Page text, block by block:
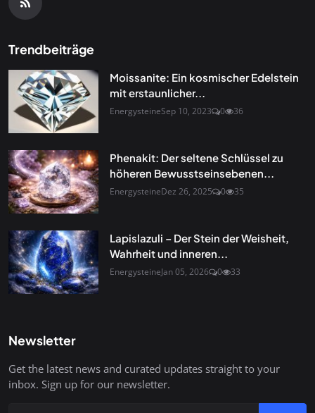
Trendbeiträge
Moissanite: Ein kosmischer Edelstein
mit erstaunlicher...
EnergysteineSep 10, 2023 0 36
Phenakit: Der seltene Schlüssel zu
höheren Bewusstseinsebenen...
EnergysteineDez 26, 2025 0 35
Lapislazuli – Der Stein der Weisheit,
Wahrheit und inneren...
EnergysteineJan 05, 2026 0 33
Newsletter
Get the latest news and curated updates straight to your
inbox. Sign up for our newsletter.